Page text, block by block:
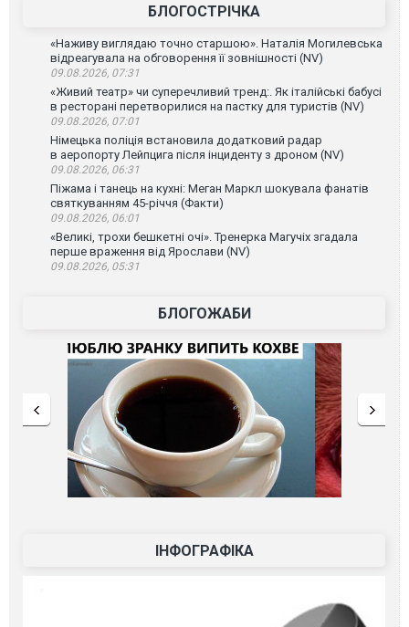
БЛОГОСТРІЧКА
«Наживу виглядаю точно старшою». Наталія Могилевська
відреагувала на обговорення її зовнішності (NV)
09.08.2026, 07:31
«Живий театр» чи суперечливий тренд:. Як італійські бабусі
в ресторані перетворилися на пастку для туристів (NV)
09.08.2026, 07:01
Німецька поліція встановила додатковий радар
в аеропорту Лейпцига після інциденту з дроном (NV)
09.08.2026, 06:31
Піжама і танець на кухні: Меган Маркл шокувала фанатів
святкуванням 45-річчя (Факти)
09.08.2026, 06:01
«Великі, трохи бешкетні очі». Тренерка Магучіх згадала
перше враження від Ярослави (NV)
09.08.2026, 05:31
БЛОГОЖАБИ
ІНФОГРАФІКА